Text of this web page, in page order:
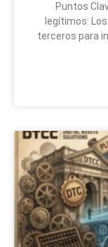
Puntos
legítimos:
terceros para